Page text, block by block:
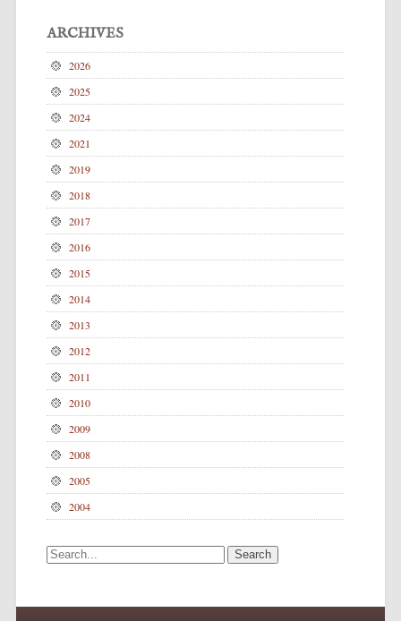
ARCHIVES
2026
2025
2024
2021
2019
2018
2017
2016
2015
2014
2013
2012
2011
2010
2009
2008
2005
2004
Search for: